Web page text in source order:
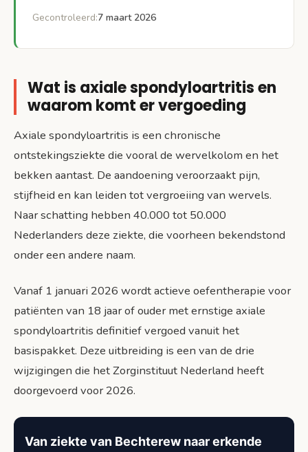
Gecontroleerd:7 maart 2026
Wat is axiale spondyloartritis en
waarom komt er vergoeding
Axiale spondyloartritis is een chronische
ontstekingsziekte die vooral de wervelkolom en het
bekken aantast. De aandoening veroorzaakt pijn,
stijfheid en kan leiden tot vergroeiing van wervels.
Naar schatting hebben 40.000 tot 50.000
Nederlanders deze ziekte, die voorheen bekendstond
onder een andere naam.
Vanaf 1 januari 2026 wordt actieve oefentherapie voor
patiënten van 18 jaar of ouder met ernstige axiale
spondyloartritis definitief vergoed vanuit het
basispakket. Deze uitbreiding is een van de drie
wijzigingen die het Zorginstituut Nederland heeft
doorgevoerd voor 2026.
Van ziekte van Bechterew naar erkende